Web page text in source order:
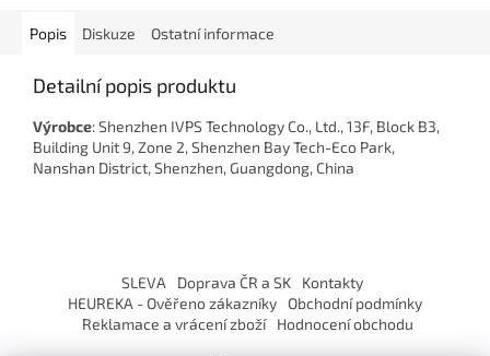
Popis Diskuze Ostatní informace
Detailní popis produktu
Výrobce: Shenzhen IVPS Technology Co., Ltd., 13F, Block B3,
Building Unit 9, Zone 2, Shenzhen Bay Tech-Eco Park,
Nanshan District, Shenzhen, Guangdong, China
SLEVA Doprava ČR a SK
Kontakty
HEUREKA - Ověřeno zákazníky
Obchodní podmínky
Reklamace a vrácení zboží
Hodnocení obchodu